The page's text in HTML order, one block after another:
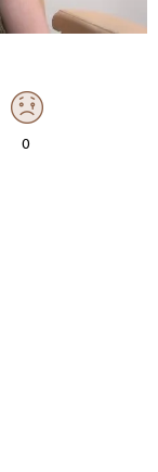
0